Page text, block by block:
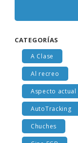
A Clase
Al recreo
Aspecto actual
AutoTracking
Chuches